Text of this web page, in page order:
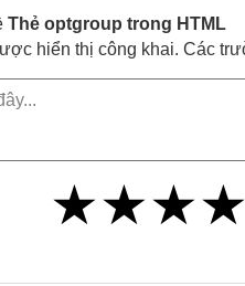
Thẻ optgroup trong HTML
hiển thị công khai. Các
★
★★
★★★
★★★★
★★★★